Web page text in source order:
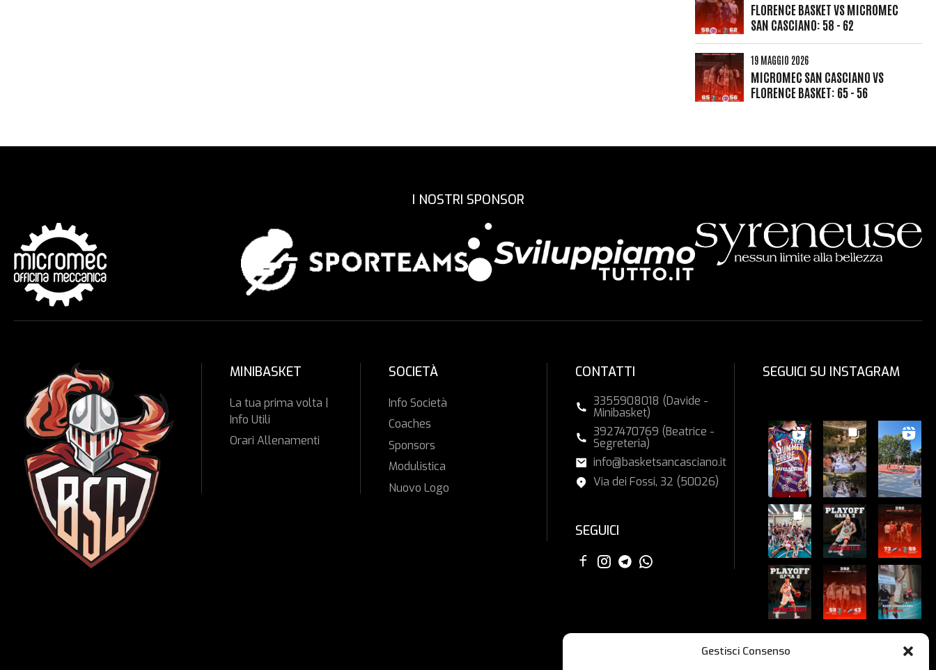
Gestisci Consenso
FLORENCE BASKET VS MICROMEC
SAN CASCIANO: 58 - 62
19 MAGGIO 2026
MICROMEC SAN CASCIANO VS
FLORENCE BASKET: 65 - 56
I NOSTRI SPONSOR
MINIBASKET
La tua prima volta |
Info Utili
Orari Allenamenti
SOCIETÀ
Info Società
Coaches
Sponsors
Modulistica
Nuovo Logo
CONTATTI
3355908018 (Davide -
Minibasket)
3927470769 (Beatrice -
Segreteria)
info@basketsancasciano.it
Via dei Fossi, 32 (50026)
SEGUICI
SEGUICI SU INSTAGRAM